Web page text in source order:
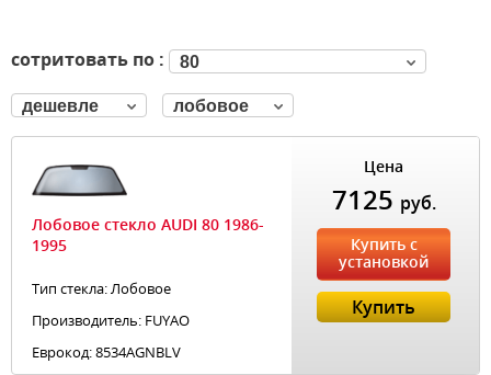
сотритовать по : 80
дешевле лобовое
Лобовое стекло AUDI 80 1986-
1995
Тип стекла: Лобовое
Производитель: FUYAO
Еврокод: 8534AGNBLV
Цена
7125 руб.
Купить с
установкой
Купить